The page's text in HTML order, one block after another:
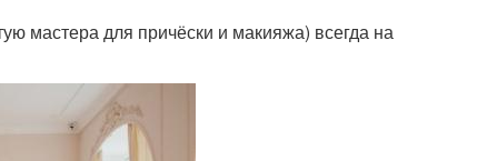
мастера для причёски и макияжа) всегда на